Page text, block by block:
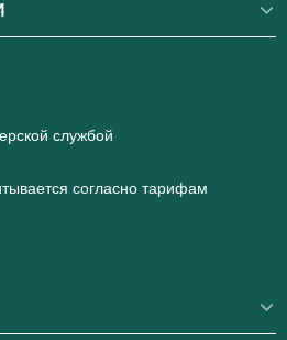
службой
согласно тарифам